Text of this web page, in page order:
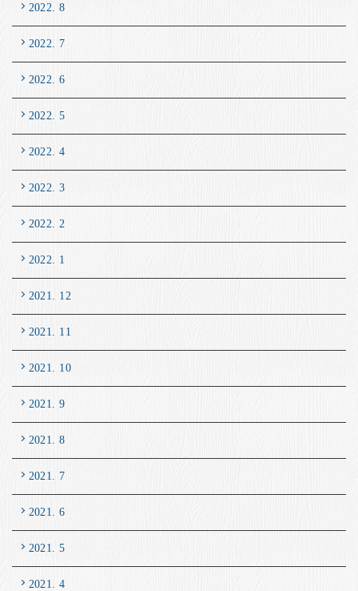
2022. 8
2022. 7
2022. 6
2022. 5
2022. 4
2022. 3
2022. 2
2022. 1
2021. 12
2021. 11
2021. 10
2021. 9
2021. 8
2021. 7
2021. 6
2021. 5
2021. 4